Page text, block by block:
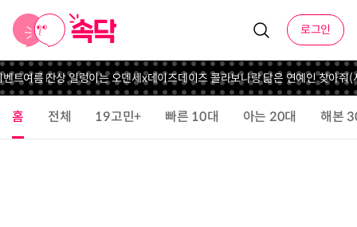
로그인
트여름 잔상 일렁이는 오덴세x데이즈데이즈 콜라보나랑 닮은 연예인 찾아줘(
홈 전체 19고민+ 빠른 10대 아는 20대 해본